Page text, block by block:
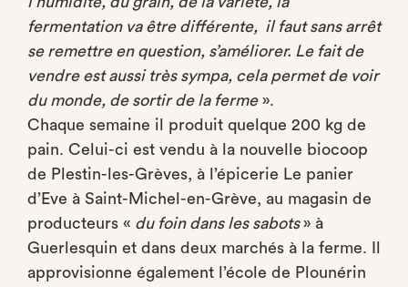
fermentation va être différente, il faut sans arrêt
se remettre en question, s’améliorer. Le fait de
vendre est aussi très sympa, cela permet de voir
du monde, de sortir de la ferme».
Chaque semaine il produit quelque 200 kg de
pain. Celui-ci est vendu à la nouvelle biocoop
de Plestin-les-Grèves, à l’épicerie Le panier
d’Eve à Saint-Michel-en-Grève, au magasin de
producteurs « du foin dans les sabots» à
Guerlesquin et dans deux marchés à la ferme. Il
approvisionne également l’école de Plounérin